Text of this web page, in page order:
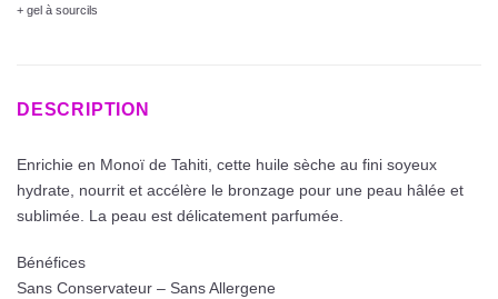
+ gel à sourcils
DESCRIPTION
Enrichie en Monoï de Tahiti, cette huile sèche au fini soyeux
hydrate, nourrit et accélère le bronzage pour une peau hâlée et
sublimée. La peau est délicatement parfumée.
Bénéfices
Sans Conservateur – Sans Allergene